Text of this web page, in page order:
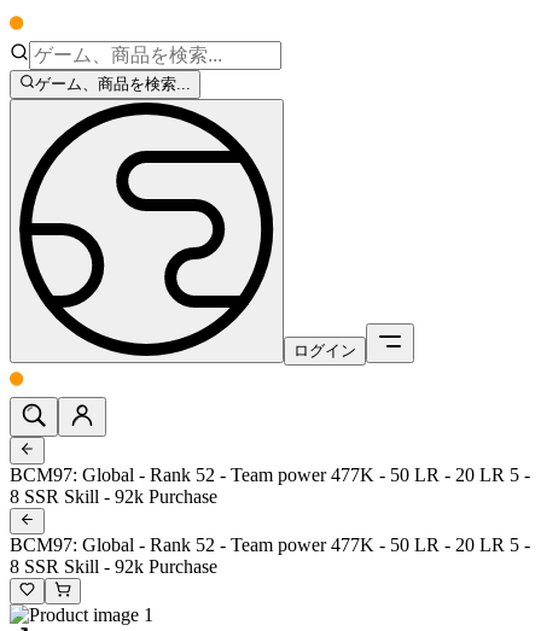
ゲーム、商品を検索...
ログイン
BCM97: Global - Rank 52 - Team power 477K - 50 LR - 20 LR 5 -
8 SSR Skill - 92k Purchase
BCM97: Global - Rank 52 - Team power 477K - 50 LR - 20 LR 5 -
8 SSR Skill - 92k Purchase